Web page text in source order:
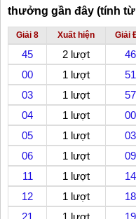
thưởng gần đây (tính
Giải 8 Xuất hiện Giải
45 2 lượt 46
00
1 lượt 51
03
1 lượt 57
04
1 lượt 00
05
1 lượt 03
06
1 lượt 09
11
1 lượt 14
12
1 lượt 18
21
1 lượt 19